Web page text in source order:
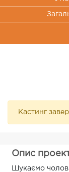
Кастинг
Опис
Шукаємо